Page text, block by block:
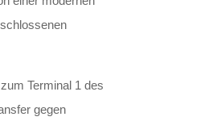
Terminal 1 des
gegen